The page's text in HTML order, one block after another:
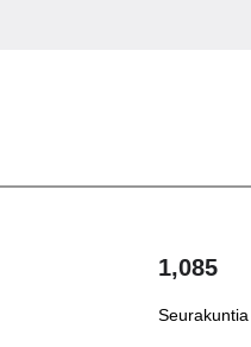
1,085
Seurakuntia